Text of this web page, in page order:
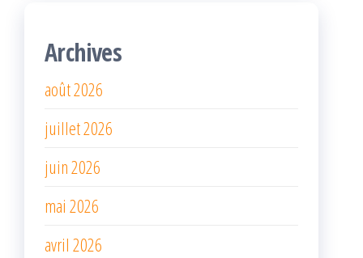
Archives
août 2026
juillet 2026
juin 2026
mai 2026
avril 2026